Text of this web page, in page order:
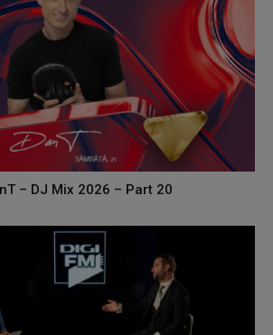
– DJ Mix 2026 – Part 20